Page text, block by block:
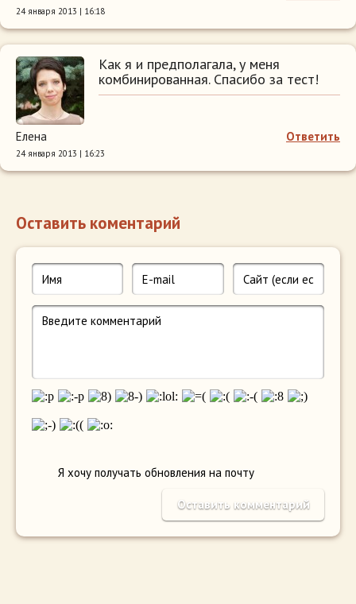
24 января 2013 | 16:18
Как я и предполагала, у меня
комбинированная. Спасибо за тест!
Ответить
Елена
24 января 2013 | 16:23
Оставить коментарий
Я хочу получать обновления на почту